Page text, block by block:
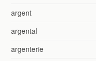
argent
argental
argenterie